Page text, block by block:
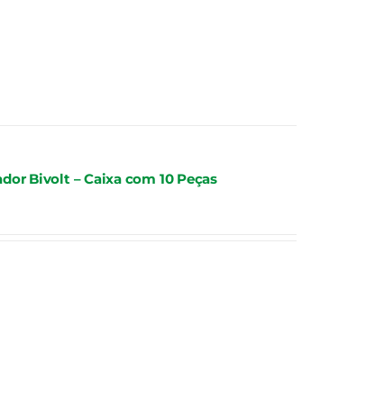
Bivolt – Caixa com 10 Peças